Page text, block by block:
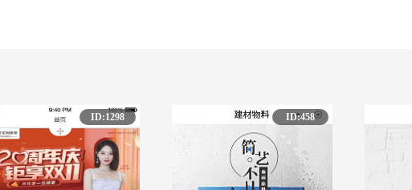
ID:1298 ID:458